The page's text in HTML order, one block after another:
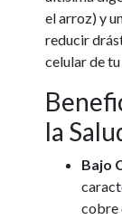
el arroz) y
reducir
celular de
la
Bajo
cobre